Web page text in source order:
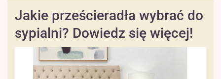
Jakie prześcieradła wybrać do
sypialni? Dowiedz się więcej!